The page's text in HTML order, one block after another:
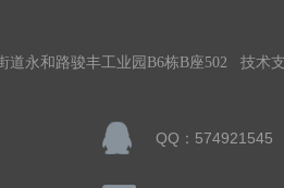
道永和路骏丰工业园B6栋B座502 技术
QQ：574921545